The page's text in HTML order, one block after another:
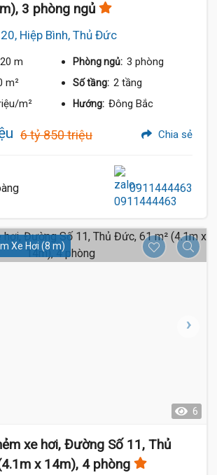
3 phòng ngủ
Hiệp Bình, Thủ Đức
m Phòng ngủ: 3 phòng
m² Số tầng: 2 tầng
m² Hướng: Đông Bắc
6 tỷ 850 triệu Chia sẻ
0911444463
Xe Hơi (8 m)
6
xe hơi, Đường Số 11, Thủ
x 14m), 4 phòng